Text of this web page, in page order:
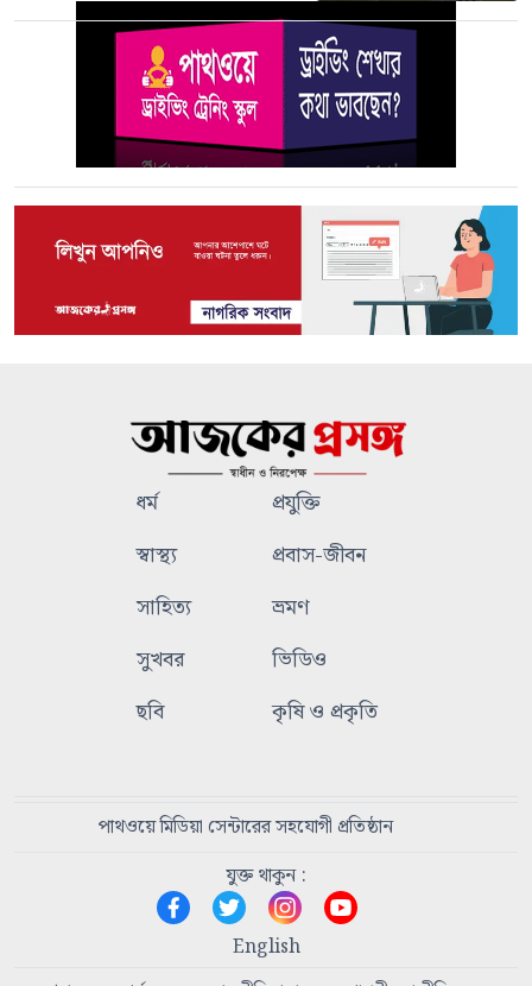
ধর্ম
প্রযুক্তি
স্বাস্থ্য
প্রবাস-জীবন
সাহিত্য
ভ্রমণ
সুখবর
ভিডিও
ছবি
কৃষি ও প্রকৃতি
পাথওয়ে মিডিয়া সেন্টারের সহযোগী প্রতিষ্ঠান
যুক্ত থাকুন :
English